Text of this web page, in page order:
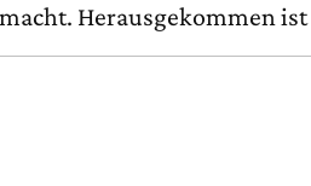
Herausgekommen